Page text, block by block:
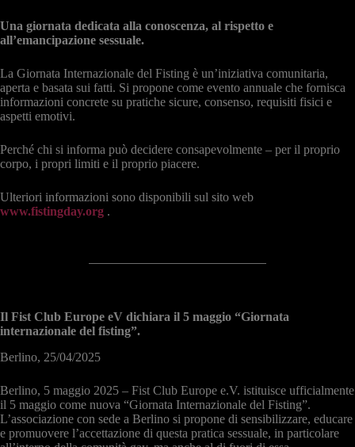
Una giornata dedicata alla conoscenza, al rispetto e
all’emancipazione sessuale.
La Giornata Internazionale del Fisting è un’iniziativa comunitaria,
aperta e basata sui fatti. Si propone come evento annuale che fornisca
informazioni concrete su pratiche sicure, consenso, requisiti fisici e
aspetti emotivi.
Perché chi si informa può decidere consapevolmente – per il proprio
corpo, i propri limiti e il proprio piacere.
Ulteriori informazioni sono disponibili sul sito web
www.fistingday.org .
Il Fist Club Europe eV dichiara il 5 maggio “Giornata
internazionale del fisting”.
Berlino, 25/04/2025
Berlino, 5 maggio 2025 – Fist Club Europe e.V. istituisce ufficialmente
il 5 maggio come nuova “Giornata Internazionale del Fisting”.
L’associazione con sede a Berlino si propone di sensibilizzare, educare
e promuovere l’accettazione di questa pratica sessuale, in particolare